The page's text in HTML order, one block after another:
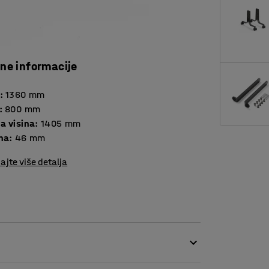
informacije
: 1360 mm
: 800 mm
visina: 1405 mm
: 46 mm
više detalja